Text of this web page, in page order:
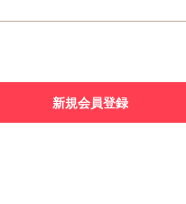
新規会員登録